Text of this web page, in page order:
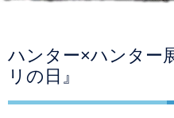
ハンター×ハンター
リの日』